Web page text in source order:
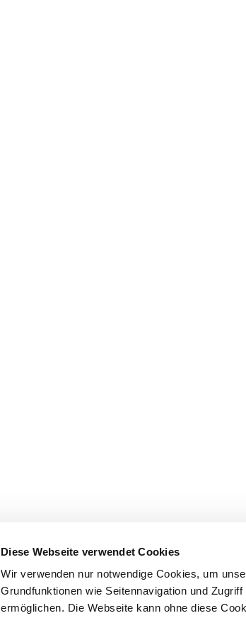
Diese Webseite verwendet Cookies
Wir verwenden nur notwendige Cookies, um
Grundfunktionen wie Seitennavigation und
ermöglichen. Die Webseite kann ohne diese